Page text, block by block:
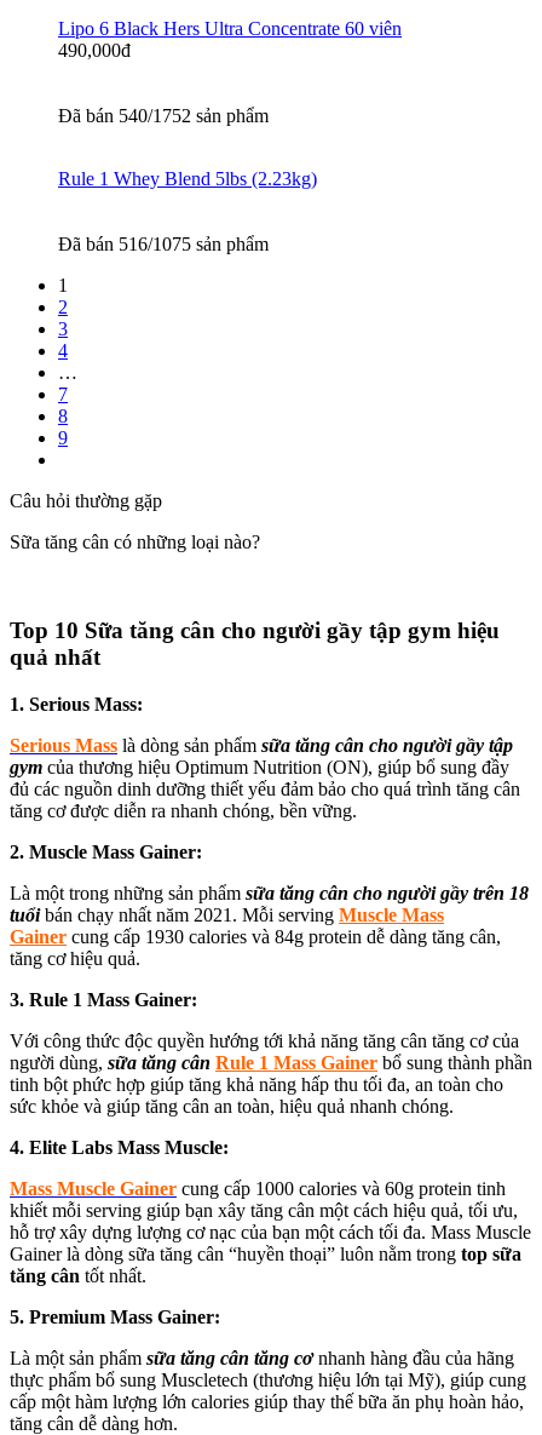
Lipo 6 Black Hers Ultra Concentrate 60 viên
490,000đ
Đã bán 540/1752 sản phẩm
Rule 1 Whey Blend 5lbs (2.23kg)
Đã bán 516/1075 sản phẩm
1
2
3
4
…
7
8
9
Câu hỏi thường gặp
Sữa tăng cân có những loại nào?
Top 10 Sữa tăng cân cho người gầy tập gym hiệu
quả nhất
1. Serious Mass:
Serious Mass là dòng sản phẩm sữa tăng cân cho người gầy tập
gym của thương hiệu Optimum Nutrition (ON), giúp bổ sung đầy
đủ các nguồn dinh dưỡng thiết yếu đảm bảo cho quá trình tăng cân
tăng cơ được diễn ra nhanh chóng, bền vững.
2. Muscle Mass Gainer:
Là một trong những sản phẩm sữa tăng cân cho người gầy trên 18
tuổibán chạy nhất năm 2021. Mỗi serving Muscle Mass
Gainer cung cấp 1930 calories và 84g protein dễ dàng tăng cân,
tăng cơ hiệu quả.
3. Rule 1 Mass Gainer:
Với công thức độc quyền hướng tới khả năng tăng cân tăng cơ của
người dùng, sữa tăng cân Rule 1 Mass Gainer bổ sung thành phần
tinh bột phức hợp giúp tăng khả năng hấp thu tối đa, an toàn cho
sức khỏe và giúp tăng cân an toàn, hiệu quả nhanh chóng.
4. Elite Labs Mass Muscle:
Mass Muscle Gainer cung cấp 1000 calories và 60g protein tinh
khiết mỗi serving giúp bạn xây tăng cân một cách hiệu quả, tối ưu,
hỗ trợ xây dựng lượng cơ nạc của bạn một cách tối đa. Mass Muscle
Gainer là dòng sữa tăng cân “huyền thoại” luôn nằm trong top sữa
tăng cân tốt nhất.
5. Premium Mass Gainer:
Là một sản phẩm sữa tăng cân tăng cơnhanh hàng đầu của hãng
thực phẩm bổ sung Muscletech (thương hiệu lớn tại Mỹ), giúp cung
cấp một hàm lượng lớn calories giúp thay thế bữa ăn phụ hoàn hảo,
tăng cân dễ dàng hơn.